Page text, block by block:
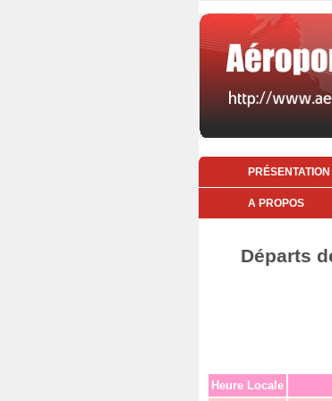
PRÉSENTATION
A PROPOS
Départs
Heure Locale